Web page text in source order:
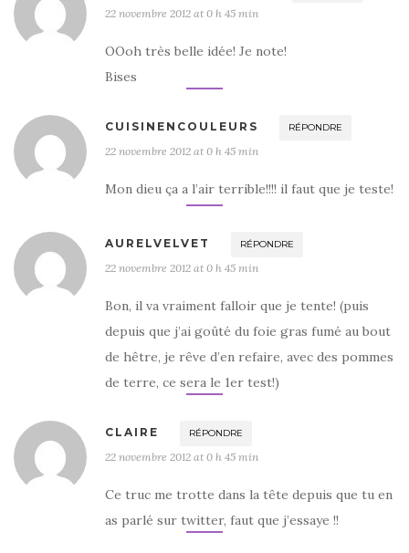
22 novembre 2012 at 0 h 45 min
OOoh très belle idée! Je note!
Bises
CUISINENCOULEURS RÉPONDRE
22 novembre 2012 at 0 h 45 min
Mon dieu ça a l’air terrible!!!! il faut que je teste!
AURELVELVET RÉPONDRE
22 novembre 2012 at 0 h 45 min
Bon, il va vraiment falloir que je tente! (puis
depuis que j’ai goûté du foie gras fumé au bout
de hêtre, je rêve d’en refaire, avec des pommes
de terre, ce sera le 1er test!)
CLAIRE RÉPONDRE
22 novembre 2012 at 0 h 45 min
Ce truc me trotte dans la tête depuis que tu en
as parlé sur twitter, faut que j’essaye !!